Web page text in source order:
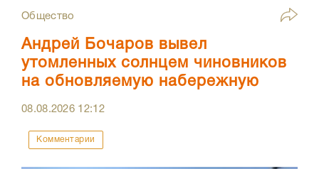
Общество
Андрей Бочаров вывел
утомленных солнцем чиновников
на обновляемую набережную
08.08.2026 12:12
Комментарии